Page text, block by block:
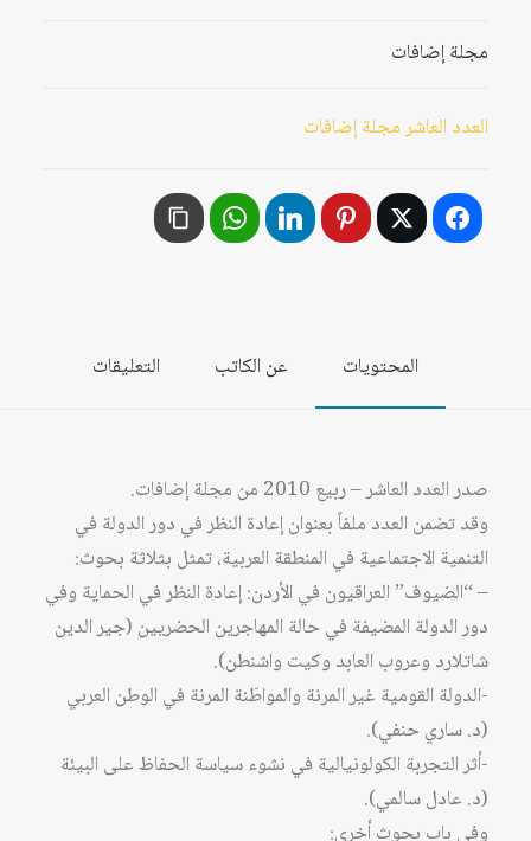
مجلة إضافات
العدد العاشر مجلة إضافات
المحتويات عن الكاتب التعليقات
صدر العدد العاشر – ربيع 2010 من مجلة إضافات.
وقد تضمن العدد ملفاً بعنوان إعادة النظر في دور الدولة في
التنمية الاجتماعية في المنطقة العربية، تمثل بثلاثة بحوث:
– “الضيوف” العراقيون في الأردن: إعادة النظر في الحماية وفي
دور الدولة المضيفة في حالة المهاجرين الحضريين (جير الدين
شاتلارد وعروب العابد وكيت واشنطن).
-الدولة القومية غير المرنة والمواطَنة المرنة في الوطن العربي
(د. ساري حنفي).
-أثر التجربة الكولونيالية في نشوء سياسة الحفاظ على البيئة
(د. عادل سالمي).